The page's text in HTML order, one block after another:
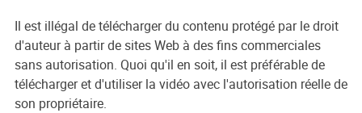
Il est illégal de télécharger du contenu protégé par le droit
d'auteur à partir de sites Web à des fins commerciales
sans autorisation. Quoi qu'il en soit, il est préférable de
télécharger et d'utiliser la vidéo avec l'autorisation réelle de
son propriétaire.